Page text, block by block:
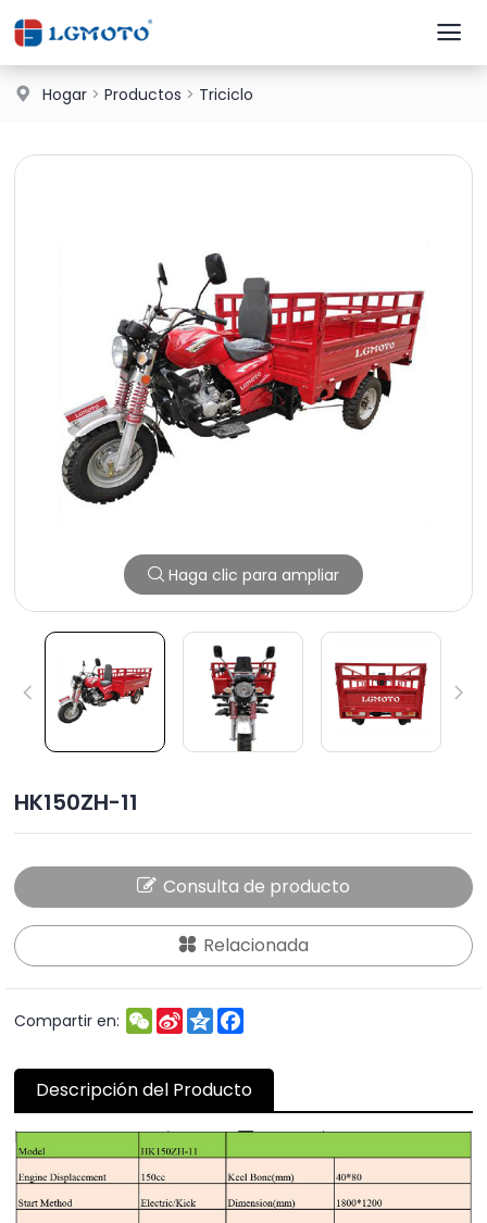
Hogar >Productos > Triciclo
Haga clic para ampliar
HK150ZH-11
Consulta de producto
Relacionada
Compartir en: WeChat
Sina
Weibo
Qzone
Descripción del Producto